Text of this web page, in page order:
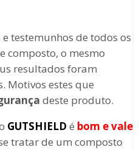
testemunhos de todos os
composto, o mesmo
resultados foram
Motivos estes que
deste produto.
GUTSHIELD é bom e vale
tratar de um composto